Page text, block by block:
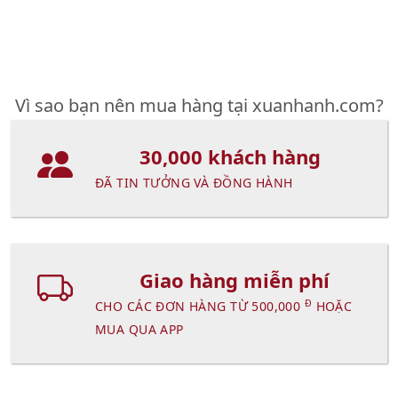
Vì sao bạn nên mua hàng tại xuanhanh.com?
30,000 khách hàng
ĐÃ TIN TƯỞNG VÀ ĐỒNG HÀNH
Giao hàng miễn phí
CHO CÁC ĐƠN HÀNG TỪ 500,000 Đ HOẶC
MUA QUA APP